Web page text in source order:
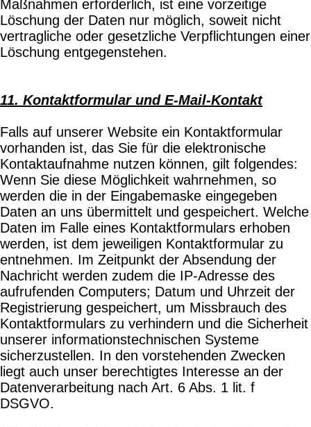
Maßnahmen erforderlich, ist eine vorzeitige
Löschung der Daten nur möglich, soweit nicht
vertragliche oder gesetzliche Verpflichtungen einer
Löschung entgegenstehen.
11. Kontaktformular und E-Mail-Kontakt
Falls auf unserer Website ein Kontaktformular
vorhanden ist, das Sie für die elektronische
Kontaktaufnahme nutzen können, gilt folgendes:
Wenn Sie diese Möglichkeit wahrnehmen, so
werden die in der Eingabemaske eingegeben
Daten an uns übermittelt und gespeichert. Welche
Daten im Falle eines Kontaktformulars erhoben
werden, ist dem jeweiligen Kontaktformular zu
entnehmen. Im Zeitpunkt der Absendung der
Nachricht werden zudem die IP-Adresse des
aufrufenden Computers; Datum und Uhrzeit der
Registrierung gespeichert, um Missbrauch des
Kontaktformulars zu verhindern und die Sicherheit
unserer informationstechnischen Systeme
sicherzustellen. In den vorstehenden Zwecken
liegt auch unser berechtigtes Interesse an der
Datenverarbeitung nach Art. 6 Abs. 1 lit. f
DSGVO.